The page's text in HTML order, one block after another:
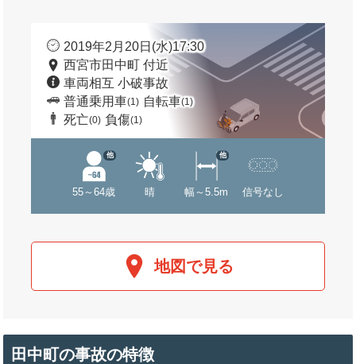
2019年2月20日(水)17:30
西宮市田中町 付近
車両相互 小破事故
普通乗用車(1) 自転車(1)
死亡(0) 負傷(1)
55～64歳
他
晴 幅～5.5m
他
信号なし
地図で見る
田中町の事故の特徴